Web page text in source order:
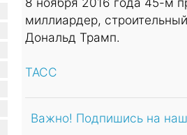
миллиардер,
Дональд Трамп.
ТАСС
Важно! Подпишись на